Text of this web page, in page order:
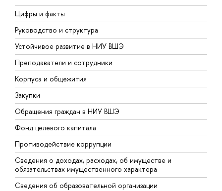
Цифры и факты
Руководство и структура
Устойчивое развитие в НИУ ВШЭ
Преподаватели и сотрудники
Корпуса и общежития
Закупки
Обращения граждан в НИУ ВШЭ
Фонд целевого капитала
Противодействие коррупции
Сведения о доходах, расходах, об имуществе и
обязательствах имущественного характера
Сведения об образовательной организации